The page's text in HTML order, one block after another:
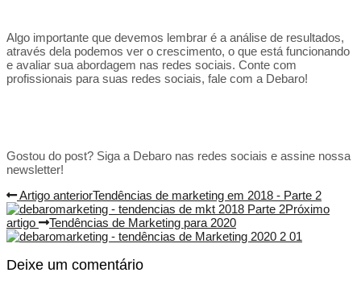
Algo importante que devemos lembrar é a análise de resultados,
através dela podemos ver o crescimento, o que está funcionando
e avaliar sua abordagem nas redes sociais. Conte com
profissionais para suas redes sociais, fale com a Debaro!
Gostou do post? Siga a Debaro nas redes sociais e assine nossa
newsletter!
Artigo anteriorTendências de marketing em 2018 - Parte 2
Próximo
artigo
Tendências de Marketing para 2020
Deixe um comentário